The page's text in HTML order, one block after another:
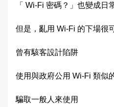
「 Wi-Fi 密碼？」也變成日
但是，亂用 Wi-Fi 的下場很
曾有駭客設計陷阱
使用與政府公用 Wi-Fi 類似
騙取一般人來使用